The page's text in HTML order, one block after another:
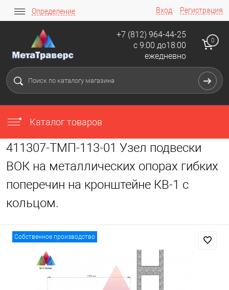
Вход Регистрация
Определение
+7 (812) 964-44-25
с 9:00 до18:00
ежедневно
0
Каталог товаров
411307-ТМП-113-01 Узел подвески
ВОК на металлических опорах гибких
поперечин на кронштейне КВ-1 с
кольцом.
Собственное производство